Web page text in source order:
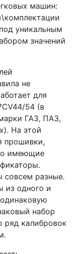
машин:
уникальным
значений
не
для
54 (в
ГАЗ, ПАЗ,
На этой
прошивки,
имеющие
совсем разные.
из одного и
набор
ряд калибровок